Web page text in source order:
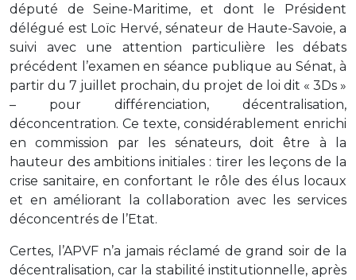
député de Seine-Maritime, et dont le Président
délégué est Loïc Hervé, sénateur de Haute-Savoie, a
suivi avec une attention particulière les débats
précédent l’examen en séance publique au Sénat, à
partir du 7 juillet prochain, du projet de loi dit « 3Ds »
– pour différenciation, décentralisation,
déconcentration. Ce texte, considérablement enrichi
en commission par les sénateurs, doit être à la
hauteur des ambitions initiales : tirer les leçons de la
crise sanitaire, en confortant le rôle des élus locaux
et en améliorant la collaboration avec les services
déconcentrés de l’Etat.
Certes, l’APVF n’a jamais réclamé de grand soir de la
décentralisation, car la stabilité institutionnelle, après